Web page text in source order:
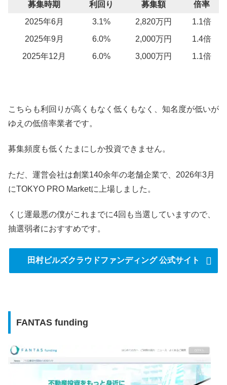
募集時期 利回り 募集額
倍率
2025年6月
3.1% 2,820万円
1.1倍
2025年9月
6.0% 2,000万円
1.4倍
2025年12月
6.0% 3,000万円 1.1倍
こちらも利回りが高くもなく低くもなく、知名度が低いが
ゆえの低倍率業者です。
募集頻度も低くたまにしか投資できません。
ただ、運営会社は創業140余年の老舗企業で、2026年3月
にTOKYO PRO Marketに上場しました。
くじ運最悪の僕がこれまでに4回も当選していますので、
抽選弱者におすすめです。
田村ビルズクラウドファンディング 公式サイト
FANTAS funding